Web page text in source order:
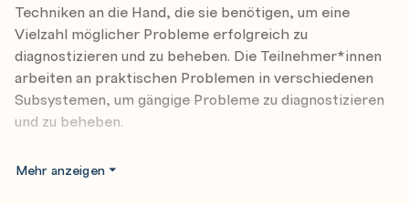
Techniken an die Hand, die sie benötigen, um eine
Vielzahl möglicher Probleme erfolgreich zu
diagnostizieren und zu beheben. Die Teilnehmer*innen
arbeiten an praktischen Problemen in verschiedenen
Subsystemen, um gängige Probleme zu diagnostizieren
und zu beheben.
Die Teilnehmer*innen lernen, wie sie die
Mehr anzeigen